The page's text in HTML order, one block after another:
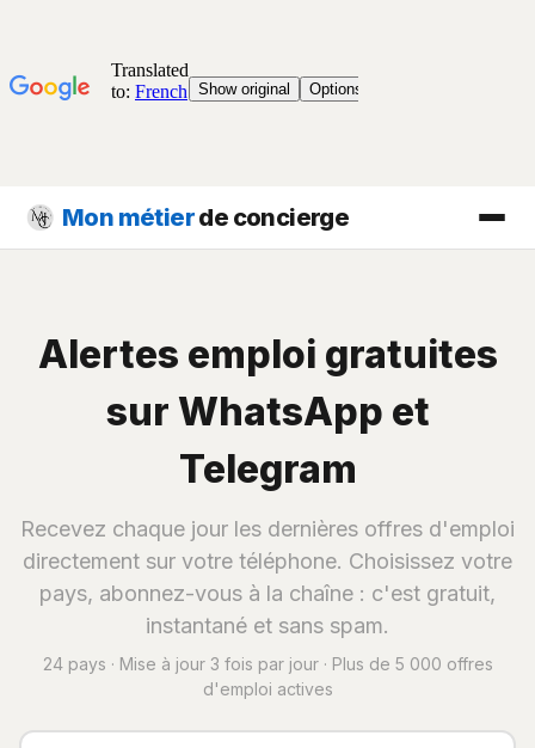
Mon métierde concierge
Alertes emploi gratuites
sur WhatsApp et
Telegram
Recevez chaque jour les dernières offres d'emploi
directement sur votre téléphone. Choisissez votre
pays, abonnez-vous à la chaîne : c'est gratuit,
instantané et sans spam.
24 pays · Mise à jour 3 fois par jour · Plus de 5 000 offres
d'emploi actives